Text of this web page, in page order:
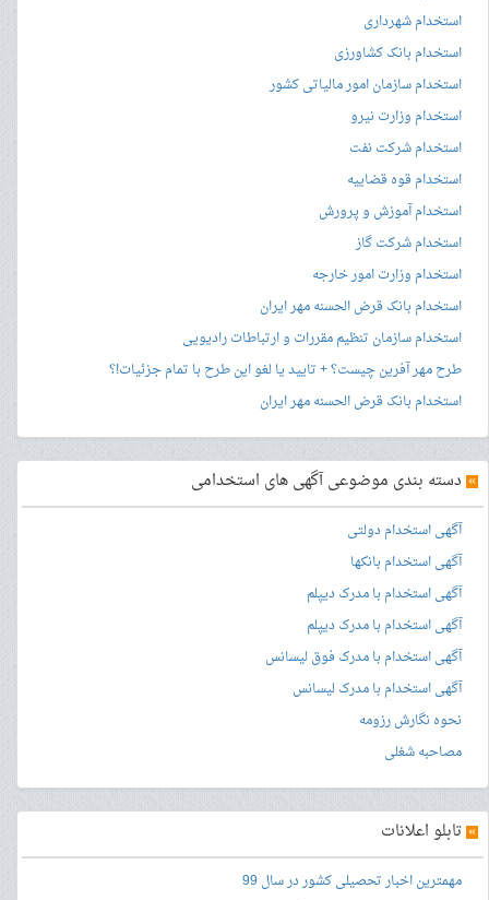
استخدام شهرداری
استخدام بانک کشاورزی
استخدام سازمان امور مالیاتی کشور
استخدام وزارت نیرو
استخدام شرکت نفت
استخدام قوه قضاییه
استخدام آموزش و پرورش
استخدام شرکت گاز
استخدام وزارت امور خارجه
استخدام بانک قرض الحسنه مهر ایران
استخدام سازمان تنظیم مقررات و ارتباطات رادیویی
طرح مهر آفرین چیست؟ + تایید یا لغو این طرح با تمام جزئیات!؟
استخدام بانک قرض الحسنه مهر ایران
» دسته بندی موضوعی آگهی های استخدامی
آگهی استخدام دولتی
آگهی استخدام بانکها
آگهی استخدام با مدرک دیپلم
آگهی استخدام با مدرک دیپلم
آگهی استخدام با مدرک فوق لیسانس
آگهی استخدام با مدرک لیسانس
نحوه نگارش رزومه
مصاحبه شغلی
» تابلو اعلانات
مهمترین اخبار تحصیلی کشور در سال 99